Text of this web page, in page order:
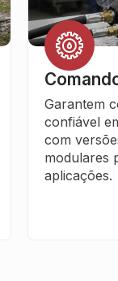
Bombas
Fornecem
eficiente,
operações